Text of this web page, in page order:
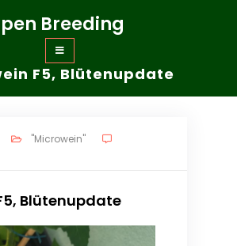
Breeding
F5, Blütenupdate
"Microwein"
Blütenupdate